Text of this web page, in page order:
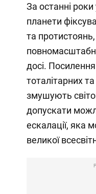
За останні роки
планети
та
досі.
тоталітарних
змушують
допускати
ескалації, яка
великої